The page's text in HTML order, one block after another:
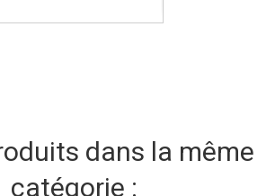
dans la même
catégorie :